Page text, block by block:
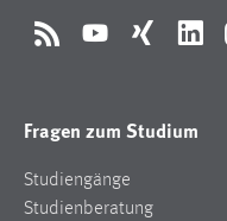
RSS YouTubeXing
Fragen zum Studium
Studiengänge
Studienberatung